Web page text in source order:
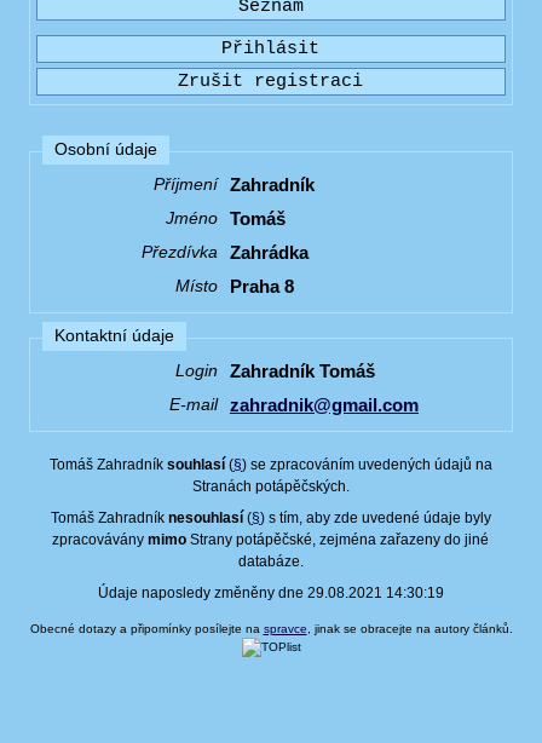
Osobní údaje
Příjmení
Zahradník
Jméno Tomáš
Přezdívka Zahrádka
Místo Praha 8
Kontaktní údaje
Login
Zahradník Tomáš
E-mail zahradnik@gmail.com
Tomáš Zahradník souhlasí(§) se zpracováním uvedených údajů na
Stranách potápěčských.
Tomáš Zahradník nesouhlasí(§) s tím, aby zde uvedené údaje byly
zpracováványmimo Strany potápěčské, zejména zařazeny do jiné
databáze.
Údaje naposledy změněny dne 29.08.2021 14:30:19
Obecné dotazy a připomínky posílejte na spravce , jinak se obracejte na autory článků.